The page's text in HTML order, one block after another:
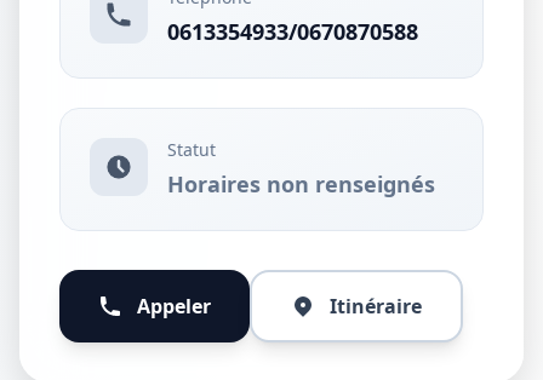
0613354933/0670870588
Statut
Horaires non renseignés
Appeler Itinéraire